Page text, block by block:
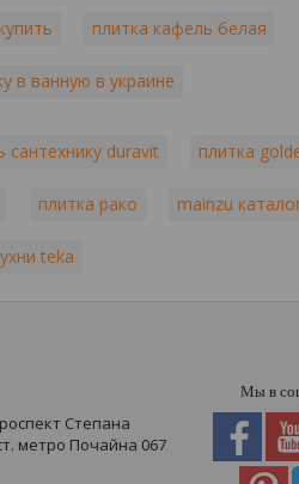
плитка кафель белая
в ванную в украине
сантехнику duravit плитка
плитка рако mainzu
teka
Степана
метро Почайна 067
Мы в